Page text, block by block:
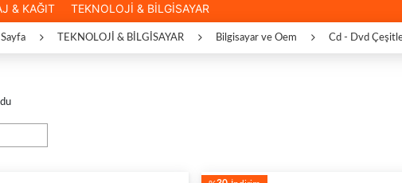
& KAĞIT TEKNOLOJİ & BİLGİSAYAR
TEKNOLOJİ & BİLGİSAYAR Bilgisayar ve Oem Cd - Dvd